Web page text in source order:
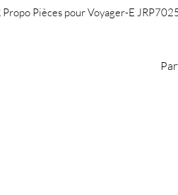
Propo Pièces pour Voyager-E